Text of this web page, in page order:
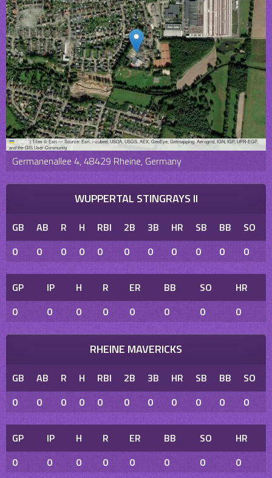
Leaflet |Tiles © Esri — Source: Esri, i-cubed, USDA, USGS, AEX, GeoEye, Getmapping, Aerogrid, IGN, IGP, UPR-EGP,
and the GIS User Community
Germanenallee 4, 48429 Rheine, Germany
WUPPERTAL STINGRAYS II
GB AB R H RBI 2B 3B HR SB BB SO
0
0 0 0 0 0 0 0 0 0 0
GP IP H R ER BB SO
HR
0
0 0 0 0 0 0 0
RHEINE MAVERICKS
GB AB R H RBI 2B 3B HR SB BB SO
0
0 0 0 0 0 0 0 0 0 0
GP IP H R ER BB SO
HR
0
0 0 0 0 0 0 0